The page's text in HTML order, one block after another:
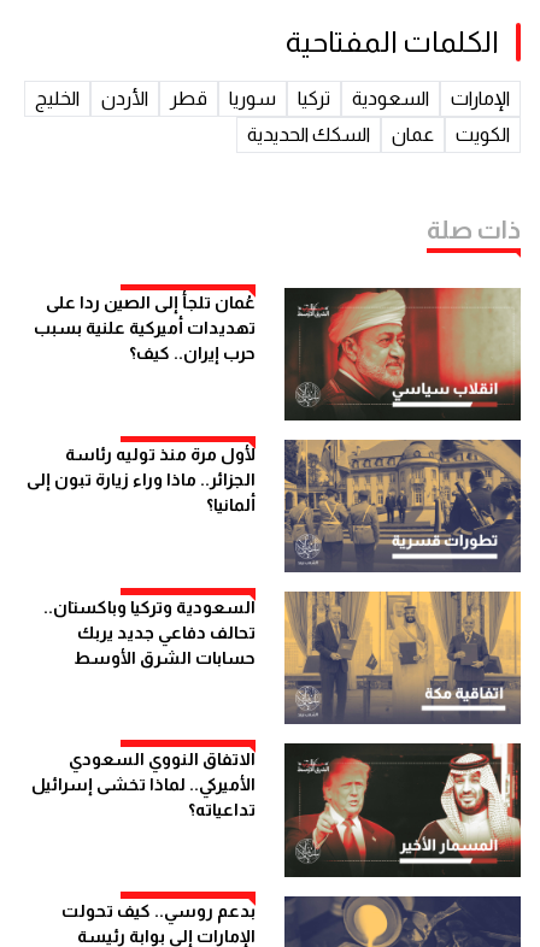
الكلمات المفتاحية
الإمارات السعودية تركيا سوريا قطر الأردن
الخليج
الكويت
عمان السكك الحديدية
ذات صلة
عُمان تلجأ إلى الصين ردا على
تهديدات أميركية علنية بسبب
حرب إيران.. كيف؟
لأول مرة منذ توليه رئاسة
الجزائر.. ماذا وراء زيارة تبون إلى
ألمانيا؟
السعودية وتركيا وباكستان..
تحالف دفاعي جديد يربك
حسابات الشرق الأوسط
الاتفاق النووي السعودي
الأميركي.. لماذا تخشى إسرائيل
تداعياته؟
بدعم روسي.. كيف تحولت
الإمارات إلى بوابة رئيسة